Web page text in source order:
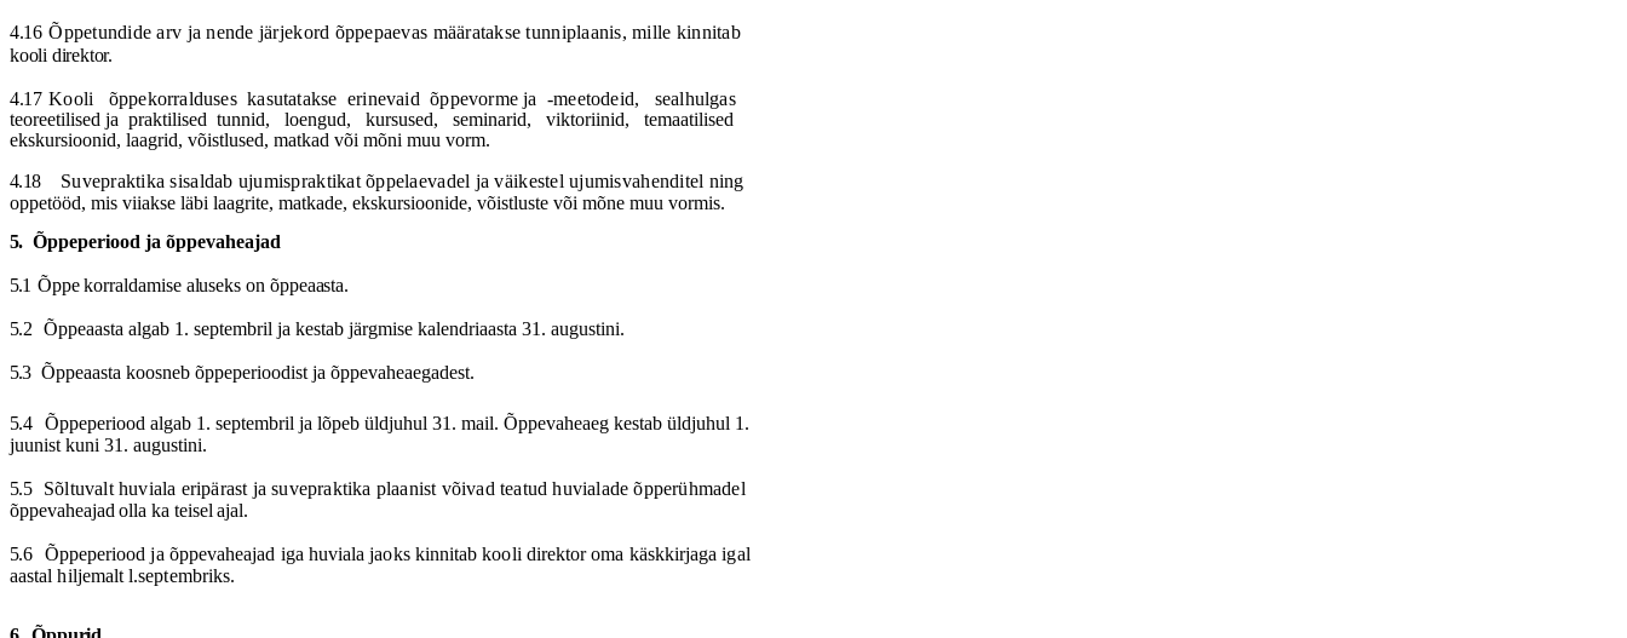
4.16 Õppetundidearv ja nende järjekord õppepaevas määratakse tunniplaanis, mille kinnitab
kooli direktor.
4.17 Kooli õppekorralduses kasutatakse erinevaid õppevorme ja -meetodeid,
sealhulgas
teoreetilised ja praktilised tunnid, loengud, kursused, seminarid, viktoriinid,
temaatilised
ekskursioonid, laagrid, võistlused, matkad või mõni muu vorm.
4.18 Suvepraktika sisaldab ujumispraktikat õppelaevadel ja väikestel ujumisvahenditel ning
oppetööd, mis viiakse läbi laagrite, matkade, ekskursioonide, võistluste või mõne muu vormis.
5. Õppeperiood ja õppevaheajad
5.1 Õppe korraldamise aluseks on õppeaasta.
5.2 Õppeaasta algab 1. septembril ja kestab järgmise kalendriaasta 31. augustini.
5.3 Õppeaasta koosneb õppeperioodist ja õppevaheaegadest.
5.4 Õppeperiood algab 1.septembril ja lõpeb üldjuhul 31.mail. Õppevaheaeg kestab üldjuhul 1.
juunist kuni 31. augustini.
5.5 Sõltuvalt huviala eripärast ja suvepraktika plaanist võivad teatud huvialade õpperühmadel
õppevaheajad olla ka teisel ajal.
5.6 Õppeperioodja õppevaheajad iga huviala jaoks kinnitab kooli direktor oma käskkirjaga igal
aastal hiljemalt l.septembriks.